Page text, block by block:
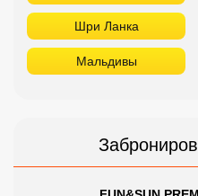
Шри Ланка
Мальдивы